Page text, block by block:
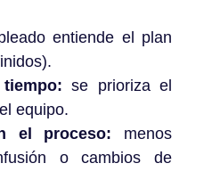
entiende el plan
se prioriza el
equipo.
el proceso: menos
o cambios de